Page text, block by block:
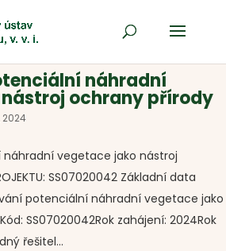
náhradní
ochrany přírody
2024
vegetace jako nástroj
SS07020042 Základní data
potenciální náhradní vegetace jako
SS07020042Rok zahájení: 2024Rok
řešitel...